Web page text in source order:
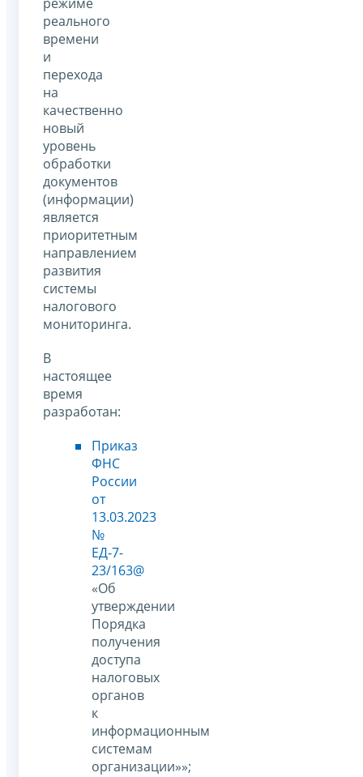
реального
времени
и
перехода
на
качественно
новый
уровень
обработки
документов
(информации)
является
приоритетным
направлением
развития
системы
налогового
мониторинга.
В
настоящее
время
разработан:
Приказ
ФНС
России
от
13.03.2023
№
ЕД-7-
23/163@
«Об
утверждении
Порядка
получения
доступа
налоговых
органов
к
информационным
системам
организации»»;